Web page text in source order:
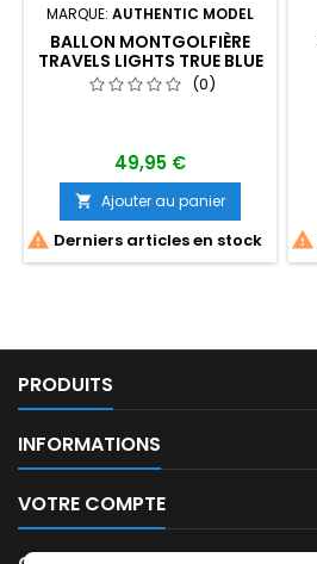
MARQUE: AUTHENTIC MODEL
BALLON MONTGOLFIÈRE
TRAVELS LIGHTS TRUE BLUE
(0)
49,95 €
 Ajouter au panier
 Derniers articles en stock 
PRODUITS
INFORMATIONS
VOTRE COMPTE